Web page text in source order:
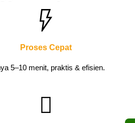
Proses Cepat
5–10 menit, praktis & efisien.